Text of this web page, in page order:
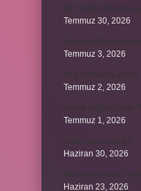
Temmuz 30, 2026
Temmuz 3, 2026
Temmuz 2, 2026
Temmuz 1, 2026
Haziran 30, 2026
Haziran 23, 2026